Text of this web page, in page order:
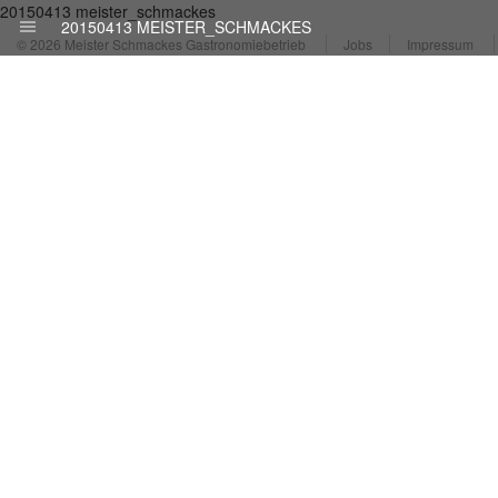
20150413 MEISTER_SCHMACKES
20150413 meister_schmackes
© 2026 Meister Schmackes Gastronomiebetrieb Jobs Impressum